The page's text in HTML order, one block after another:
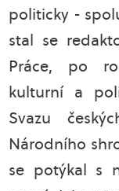
politicky -
stal se
Práce, po
kulturní a
Svazu
Národního
se potýkal s